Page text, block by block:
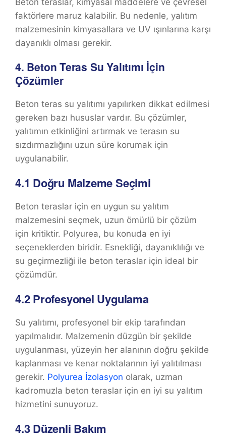
faktörlere maruz kalabilir. Bu nedenle, yalıtım
malzemesinin kimyasallara ve UV ışınlarına karşı
dayanıklı olması gerekir.
4. Beton Teras Su Yalıtımı İçin
Çözümler
Beton teras su yalıtımı yapılırken dikkat edilmesi
gereken bazı hususlar vardır. Bu çözümler,
yalıtımın etkinliğini artırmak ve terasın su
sızdırmazlığını uzun süre korumak için
uygulanabilir.
4.1 Doğru Malzeme Seçimi
Beton teraslar için en uygun su yalıtım
malzemesini seçmek, uzun ömürlü bir çözüm
için kritiktir. Polyurea, bu konuda en iyi
seçeneklerden biridir. Esnekliği, dayanıklılığı ve
su geçirmezliği ile beton teraslar için ideal bir
çözümdür.
4.2Profesyonel Uygulama
Su yalıtımı, profesyonel bir ekip tarafından
yapılmalıdır. Malzemenin düzgün bir şekilde
uygulanması, yüzeyin her alanının doğru şekilde
kaplanması ve kenar noktalarının iyi yalıtılması
gerekir. Polyurea İzolasyon olarak, uzman
kadromuzla beton teraslar için en iyi su yalıtım
hizmetini sunuyoruz.
4.3Düzenli Bakım